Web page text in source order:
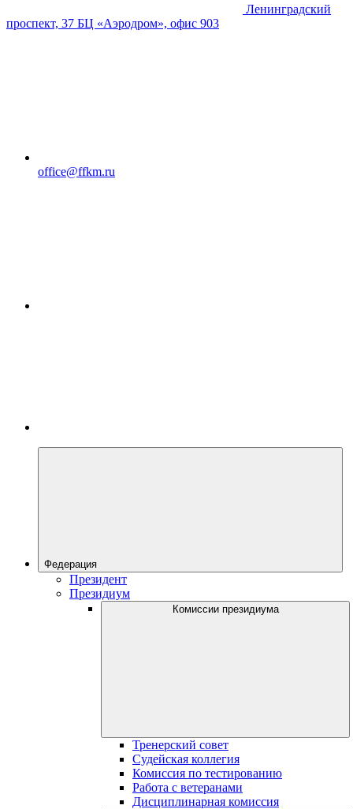
Ленинградский
проспект, 37 БЦ «Аэродром», офис 903
office@ffkm.ru
Федерация
Президент
Президиум
Комиссии президиума
Тренерский совет
Судейская коллегия
Комиссия по тестированию
Работа с ветеранами
Дисциплинарная комиссия